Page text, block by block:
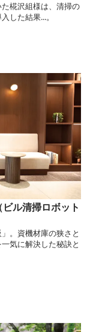
椛沢組様は、清掃の
した結果...。
ル清掃ロボット
。資機材庫の狭さと
気に解決した秘訣と